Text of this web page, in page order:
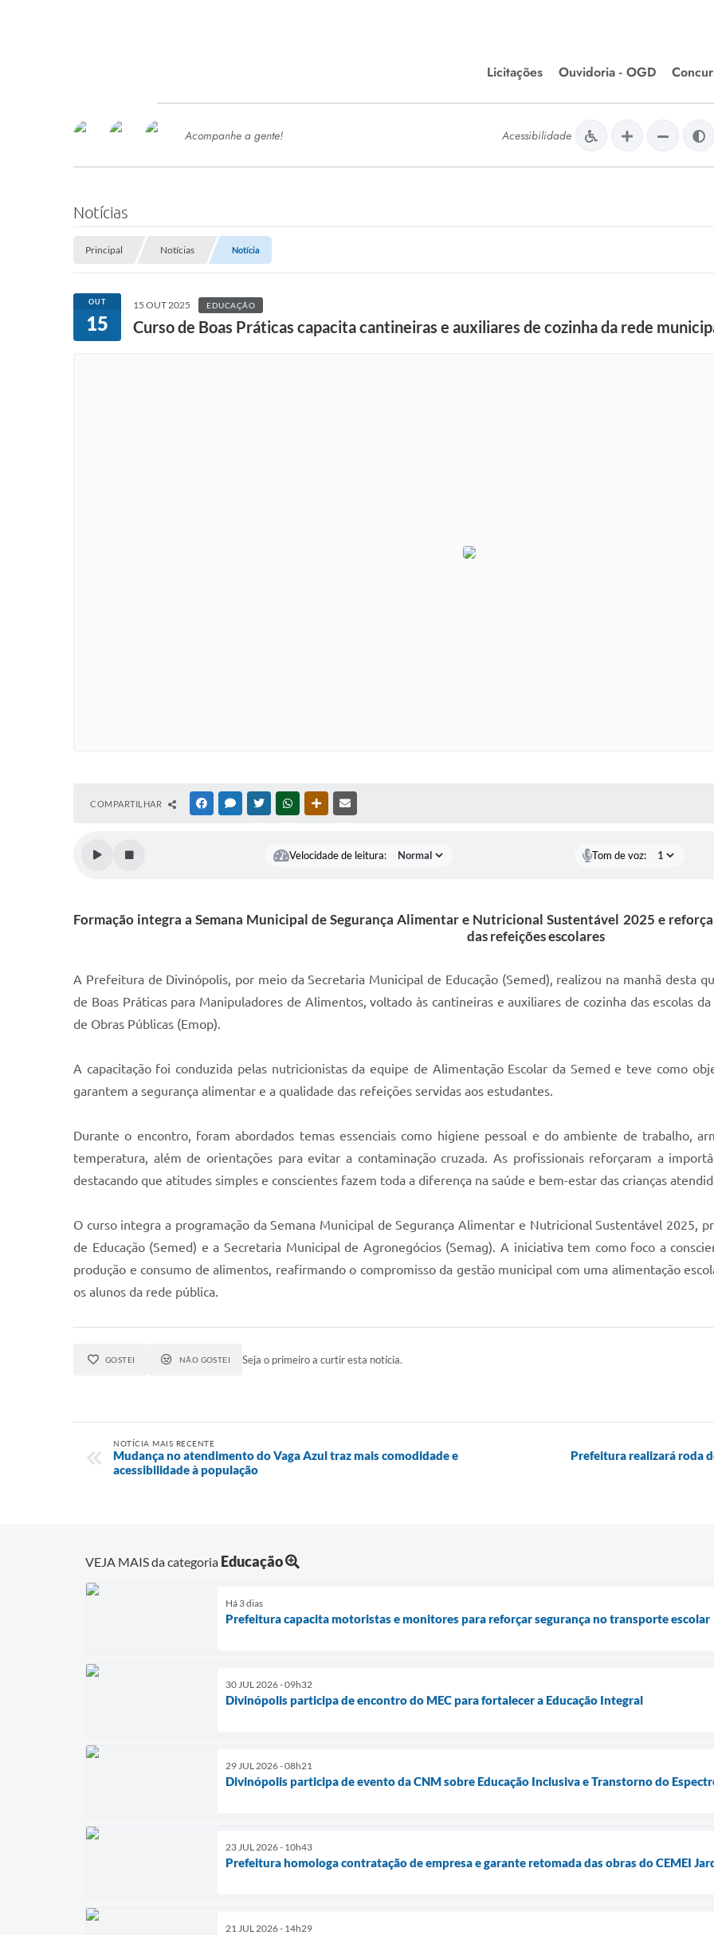
Licitações
Editais de Licitações
Chamamentos Públicos
Ouvidoria - OGD
SERVIÇOS
SEMED
Processo de Contratação -
Concursos e Processos Seletivos
Esporte
Meio Ambiente
Acompanhe a gente! Acessibilidade
Notícias
Principal Notícias Notícia
OUT
15
15 OUT 2025 EDUCAÇÃO
Curso de Boas Práticas capacita cantineiras e auxiliares de cozinha da rede
COMPARTILHAR FACEBOOKMESSENGER
TWITTERWHATSAPPOUTRAS MÍDIAS
Velocidade de leitura: Tom de voz:
Formação integra a Semana Municipal de Segurança Alimentar e Nutricional Sustentável 2025 e
das refeições escolares
A Prefeitura de Divinópolis, por meio da Secretaria Municipal de Educação (Semed), realizou na manhã desta
de Boas Práticas para Manipuladores de Alimentos, voltado às cantineiras e auxiliares de cozinha das escolas
de Obras Públicas (Emop).
A capacitação foi conduzida pelas nutricionistas da equipe de Alimentação Escolar da Semed e teve como
garantem a segurança alimentar e a qualidade das refeições servidas aos estudantes.
Durante o encontro, foram abordados temas essenciais como higiene pessoal e do ambiente de trabalho,
temperatura, além de orientações para evitar a contaminação cruzada. As profissionais reforçaram a
destacando que atitudes simples e conscientes fazem toda a diferença na saúde e bem-estar das crianças
O curso integra a programação da Semana Municipal de Segurança Alimentar e Nutricional Sustentável 2025,
de Educação (Semed) e a Secretaria Municipal de Agronegócios (Semag). A iniciativa tem como foco a
produção e consumo de alimentos, reafirmando o compromisso da gestão municipal com uma alimentação
os alunos da rede pública.
GOSTEI NÃO GOSTEI Seja o primeiro a curtir esta notícia.
NOTÍCIA MAIS RECENTE
Mudança no atendimento do Vaga Azul traz mais comodidade e
acessibilidade à população
Prefeitura realizará roda
VEJA MAIS da categoria Educação
Há 3 dias
Prefeitura capacita motoristas e monitores para reforçar segurança no transporte escolar
30 JUL 2026 - 09h32
Divinópolis participa de encontro do MEC para fortalecer a Educação Integral
29 JUL 2026 - 08h21
Divinópolis participa de evento da CNM sobre Educação Inclusiva e Transtorno do
23 JUL 2026 - 10h43
Prefeitura homologa contratação de empresa e garante retomada das obras do CEMEI
21 JUL 2026 - 14h29